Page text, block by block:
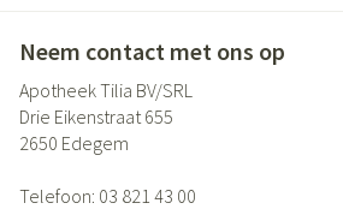
Neem contact met ons op
Apotheek Tilia BV/SRL
Drie Eikenstraat 655
2650 Edegem
Telefoon: 03 821 43 00